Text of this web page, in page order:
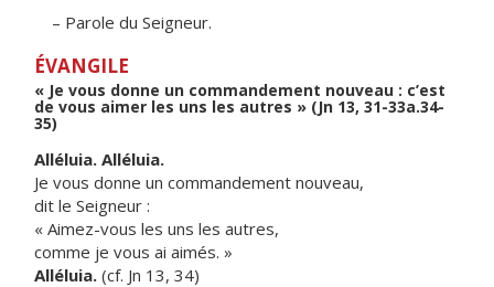
– Parole du Seigneur.
ÉVANGILE
« Je vous donne un commandement nouveau : c’est
de vous aimer les uns les autres » (Jn 13, 31-33a.34-
35)
Alléluia. Alléluia.
Je vous donne un commandement nouveau,
dit le Seigneur :
« Aimez-vous les uns les autres,
comme je vous ai aimés. »
Alléluia. (cf. Jn 13, 34)